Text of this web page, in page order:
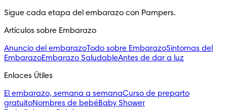
Sigue cada etapa del embarazo con Pampers.
Artículos sobre Embarazo
Anuncio del embarazoTodo sobre EmbarazoSintomas del
EmbarazoEmbarazo SaludableAntes de dar a luz
Enlaces Útiles
El embarazo, semana a semanaCurso de preparto
gratuitoNombres de bebéBaby Shower